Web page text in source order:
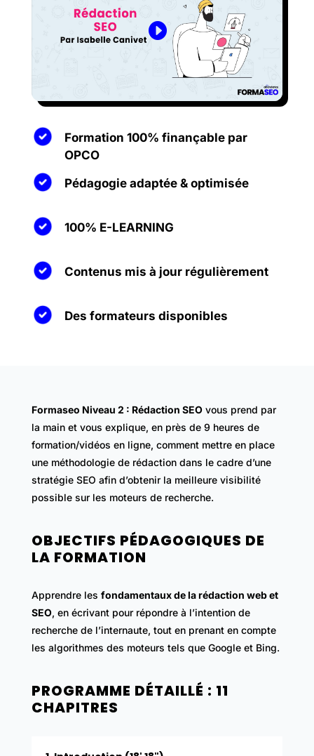
Formation 100% finançable par
OPCO
Pédagogie adaptée & optimisée
100% E-LEARNING
Contenus mis à jour régulièrement
Des formateurs disponibles
Formaseo Niveau 2 : Rédaction SEOvous prend par
la main et vous explique, en près de 9 heures de
formation/vidéos en ligne, comment mettre en place
une méthodologie de rédaction dans le cadre d’une
stratégie SEO afin d’obtenir la meilleure visibilité
possible sur les moteurs de recherche.
OBJECTIFS PÉDAGOGIQUES DE
LA FORMATION
Apprendre les fondamentaux de la rédaction web et
SEO, en écrivant pour répondre à l’intention de
recherche de l’internaute, tout en prenant en compte
les algorithmes des moteurs tels que Google et Bing.
PROGRAMME DÉTAILLÉ : 11
CHAPITRES